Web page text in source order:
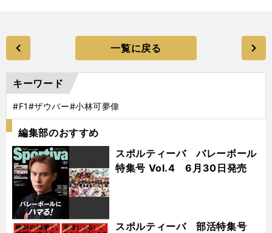
一覧に戻る
キーワード
#F1#ザウバー#小林可夢偉
編集部のおすすめ
スポルティーバ バレーボール
特集号 Vol.4 6月30日発売
スポルティーバ 部活特集号